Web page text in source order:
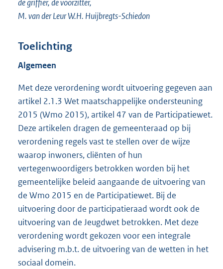
de griffier, de voorzitter,
M. van der Leur W.H. Huijbregts-Schiedon
Toelichting
Algemeen
Met deze verordening wordt uitvoering gegeven aan
artikel 2.1.3 Wet maatschappelijke ondersteuning
2015 (Wmo 2015), artikel 47 van de Participatiewet.
Deze artikelen dragen de gemeenteraad op bij
verordening regels vast te stellen over de wijze
waarop inwoners, cliënten of hun
vertegenwoordigers betrokken worden bij het
gemeentelijke beleid aangaande de uitvoering van
de Wmo 2015 en de Participatiewet. Bij de
uitvoering door de participatieraad wordt ook de
uitvoering van de Jeugdwet betrokken. Met deze
verordening wordt gekozen voor een integrale
advisering m.b.t. de uitvoering van de wetten in het
sociaal domein.